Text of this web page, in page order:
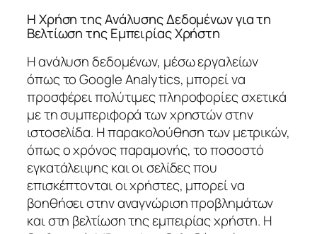
Η Χρήση της Ανάλυσης Δεδομένων για τη
Βελτίωση της Εμπειρίας Χρήστη
Η ανάλυση δεδομένων, μέσω εργαλείων
όπως το Google Analytics, μπορεί να
προσφέρει πολύτιμες πληροφορίες σχετικά
με τη συμπεριφορά των χρηστών στην
ιστοσελίδα. Η παρακολούθηση των μετρικών,
όπως ο χρόνος παραμονής, το ποσοστό
εγκατάλειψης και οι σελίδες που
επισκέπτονται οι χρήστες, μπορεί να
βοηθήσει στην αναγνώριση προβλημάτων
και στη βελτίωση της εμπειρίας χρήστη. Η